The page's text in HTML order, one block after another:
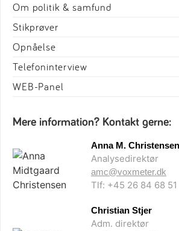
Om politik & samfund
Stikprøver
Opnåelse
Telefoninterview
WEB-Panel
Mere information? Kontakt gerne:
Anna M. Christensen
Analysedirektør
amc@voxmeter.dk
Tlf: +45 26 84 68 51
Christian Stjer
Adm. direktør